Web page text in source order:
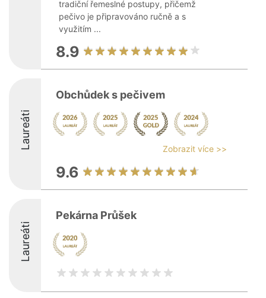
tradiční řemeslné postupy, přičemž
pečivo je připravováno ručně a s
využitím ...
8.9
Laureáti
Obchůdek s pečivem
Zobrazit více >>
9.6
Laureáti
Pekárna Průšek